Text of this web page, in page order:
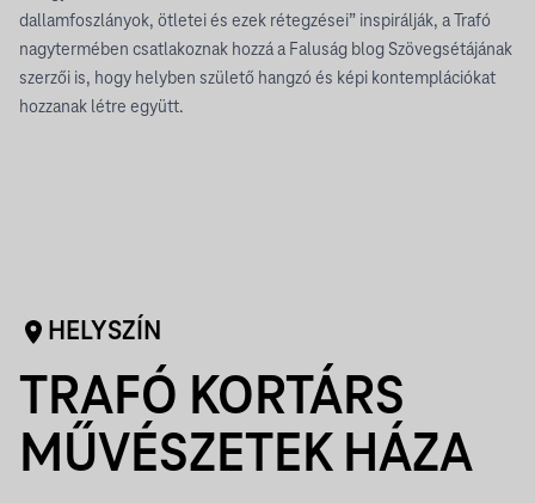
dallamfoszlányok, ötletei és ezek rétegzései” inspirálják, a Trafó
nagytermében csatlakoznak hozzá a Faluság blog Szövegsétájának
szerzői is, hogy helyben születő hangzó és képi kontemplációkat
hozzanak létre együtt.
HELYSZÍN
TRAFÓ KORTÁRS
MŰVÉSZETEK HÁZA